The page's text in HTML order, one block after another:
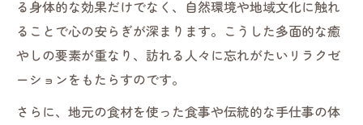
る身体的な効果だけでなく、自然環境や地域文化に触れ
ることで心の安らぎが深まります。こうした多面的な癒
やしの要素が重なり、訪れる人々に忘れがたいリラクゼ
ーションをもたらすのです。
さらに、地元の食材を使った食事や伝統的な手仕事の体